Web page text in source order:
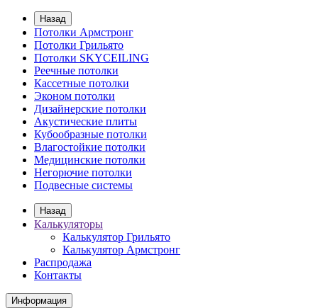
Назад
Потолки Армстронг
Потолки Грильято
Потолки SKYCEILING
Реечные потолки
Кассетные потолки
Эконом потолки
Дизайнерские потолки
Акустические плиты
Кубообразные потолки
Влагостойкие потолки
Медицинские потолки
Негорючие потолки
Подвесные системы
Назад
Калькуляторы
Калькулятор Грильято
Калькулятор Армстронг
Распродажа
Контакты
Информация